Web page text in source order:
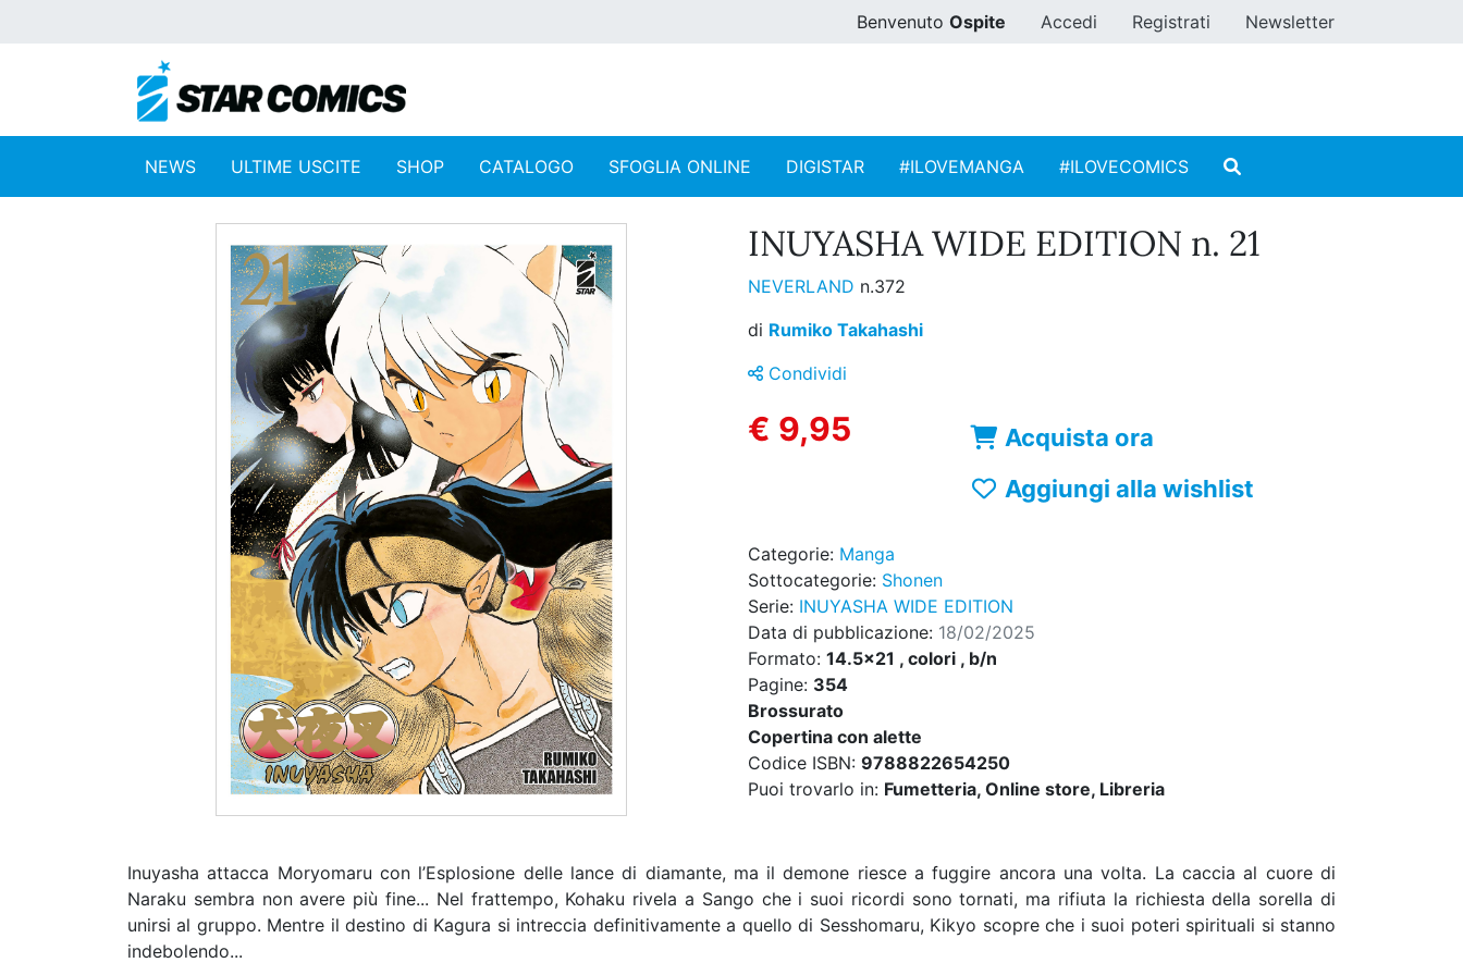
Benvenuto Ospite Accedi Registrati Newsletter
NEWS ULTIME USCITE SHOP CATALOGO SFOGLIA ONLINE DIGISTAR #ILOVEMANGA #ILOVECOMICS
INUYASHA WIDE EDITION n. 21
NEVERLAND n.372
di Rumiko Takahashi
Condividi
€ 9,95
Acquista ora
Aggiungi alla wishlist
Categorie: Manga
Sottocategorie: Shonen
Serie: INUYASHA WIDE EDITION
Data di pubblicazione: 18/02/2025
Formato: 14.5x21 , colori , b/n
Pagine: 354
Brossurato
Copertina con alette
Codice ISBN: 9788822654250
Puoi trovarlo in: Fumetteria, Online store, Libreria
Inuyasha attacca Moryomaru con l’Esplosione delle lance di diamante, ma il demone riesce a fuggire ancora una volta. La caccia al cuore di
Naraku sembra non avere più fine... Nel frattempo, Kohaku rivela a Sango che i suoi ricordi sono tornati, ma rifiuta la richiesta della sorella di
unirsi al gruppo. Mentre il destino di Kagura si intreccia definitivamente a quello di Sesshomaru, Kikyo scopre che i suoi poteri spirituali si stanno
indebolendo...